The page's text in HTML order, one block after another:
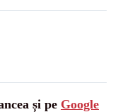
și pe Google